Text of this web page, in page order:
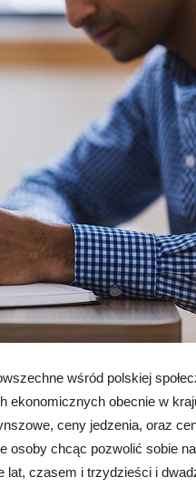
wśród polskiej
ekonomicznych obecnie w
ceny jedzenia, oraz
osoby chcąc pozwolić sobie
lat, czasem i trzydzieści i